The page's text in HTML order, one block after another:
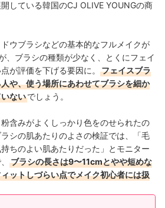
している韓国のCJ OLIVE YOUNGの商
ウブラシなどの基本的なフルメイクが
、ブラシの種類が少なく、とくにフェイ
が評価を下げる要因に。
フェイスブラ
や、使う場所にあわせてブラシを細か
ないでしょう。
含みがよくしっかり色をのせられたの
シの肌あたりのよさの検証では、「毛
ちのよい肌あたりだった」とモニター
ブラシの長さは9〜11cmとやや短めな
ットしづらい点でメイク初心者には扱